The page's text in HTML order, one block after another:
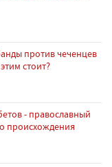
против чеченцев
стоит?
- православный
происхождения